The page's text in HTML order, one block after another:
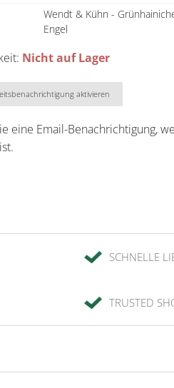
Wendt & Kühn -
Engel
Nicht auf Lager
aktivieren
eine Email-Benachrichtigung,
SCHNELLE
TRUSTED